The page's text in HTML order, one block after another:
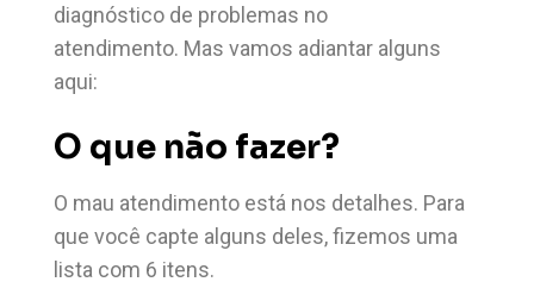
diagnóstico de problemas no
atendimento. Mas vamos adiantar alguns
aqui:
O que não fazer?
O mau atendimento está nos detalhes. Para
que você capte alguns deles, fizemos uma
lista com 6 itens.